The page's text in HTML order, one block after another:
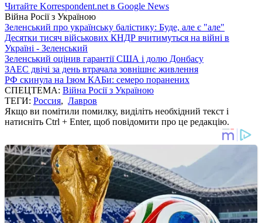
Читайте Korrespondent.net в Google News
Війна Росії з Україною
Зеленський про українську балістику: Буде, але є "але"
Десятки тисяч військових КНДР вчитимуться на війні в
Україні - Зеленський
Зеленський оцінив гарантії США і долю Донбасу
ЗАЕС двічі за день втрачала зовнішнє живлення
РФ скинула на Ізюм КАБи: семеро поранених
СПЕЦТЕМА: Війна Росії з Україною
ТЕГИ: Россия, Лавров
Якщо ви помітили помилку, виділіть необхідний текст і
натисніть Ctrl + Enter, щоб повідомити про це редакцію.